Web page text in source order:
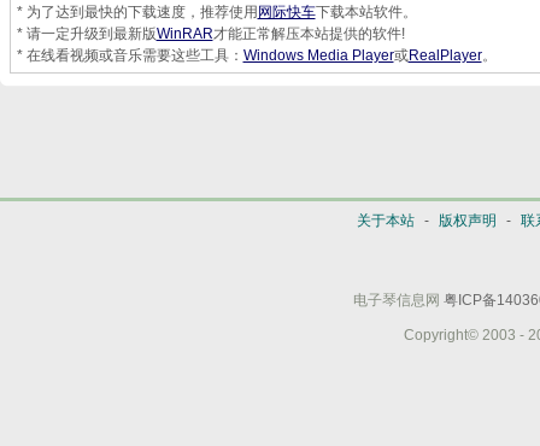
* 为了达到最快的下载速度，推荐使用 网际快车下载本站软件。
* 请一定升级到最新版WinRAR才能正常解压本站提供的软件!
* 在线看视频或音乐需要这些工具： Windows Media Player或RealPlayer。
关于本站 - 版权声明 - 联
电子琴信息网 粤ICP备
Copyright© 2003 -